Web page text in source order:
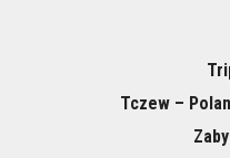
Tczew –